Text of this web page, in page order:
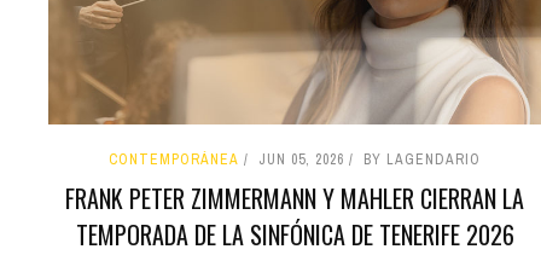
CONTEMPORÁNEA JUN 05, 2026 BY LAGENDARIO
FRANK PETER ZIMMERMANN Y MAHLER CIERRAN LA
TEMPORADA DE LA SINFÓNICA DE TENERIFE 2026